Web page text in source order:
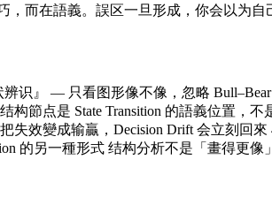
而在語義。誤区一旦形成，你会以为自
识』 — 只看图形像不像，忽略
節点是 State Transition 的語義位置，
效變成输贏，Decision Drift 会立刻回
的另一種形式 结构分析不是「畫得更像